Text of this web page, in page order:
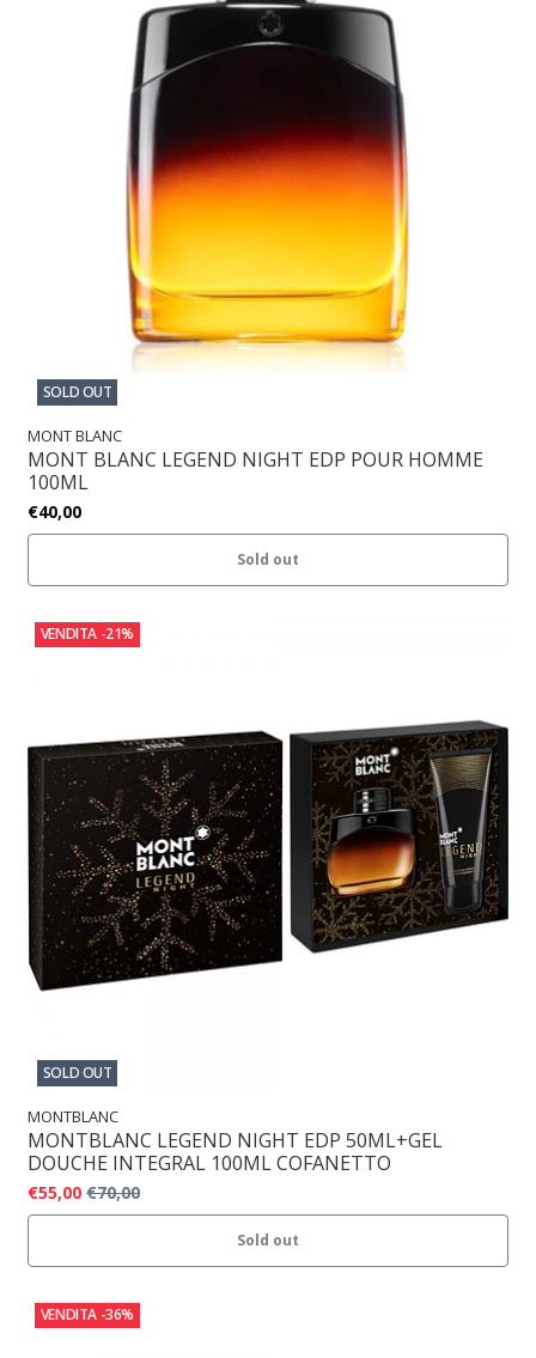
SOLD OUT
MONT BLANC
MONT BLANC LEGEND NIGHT EDP POUR HOMME
100ML
€40,00
Sold out
VENDITA -21%
SOLD OUT
MONTBLANC
MONTBLANC LEGEND NIGHT EDP 50ML+GEL
DOUCHE INTEGRAL 100ML COFANETTO
€55,00 €70,00
Sold out
VENDITA -36%